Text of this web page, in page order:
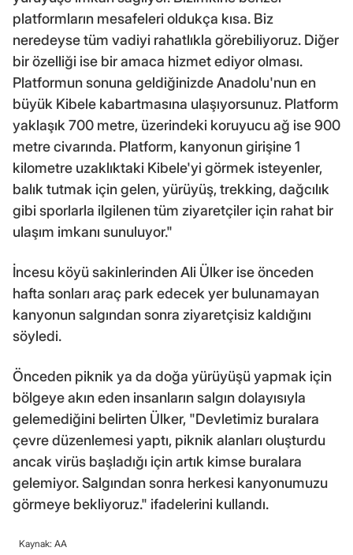
platformların mesafeleri oldukça kısa. Biz
neredeyse tüm vadiyi rahatlıkla görebiliyoruz. Diğer
bir özelliği ise bir amaca hizmet ediyor olması.
Platformun sonuna geldiğinizde Anadolu'nun en
büyük Kibele kabartmasına ulaşıyorsunuz. Platform
yaklaşık 700 metre, üzerindeki koruyucu ağ ise 900
metre civarında. Platform, kanyonun girişine 1
kilometre uzaklıktaki Kibele'yi görmek isteyenler,
balık tutmak için gelen, yürüyüş, trekking, dağcılık
gibi sporlarla ilgilenen tüm ziyaretçiler için rahat bir
ulaşım imkanı sunuluyor."
İncesu köyü sakinlerinden Ali Ülker ise önceden
hafta sonları araç park edecek yer bulunamayan
kanyonun salgından sonra ziyaretçisiz kaldığını
söyledi.
Önceden piknik ya da doğa yürüyüşü yapmak için
bölgeye akın eden insanların salgın dolayısıyla
gelemediğini belirten Ülker, "Devletimiz buralara
çevre düzenlemesi yaptı, piknik alanları oluşturdu
ancak virüs başladığı için artık kimse buralara
gelemiyor. Salgından sonra herkesi kanyonumuzu
görmeye bekliyoruz." ifadelerini kullandı.
Kaynak: AA